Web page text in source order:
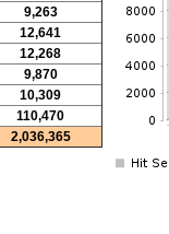
9,263
12,641
12,268
9,870
10,309
110,470
2,036,365